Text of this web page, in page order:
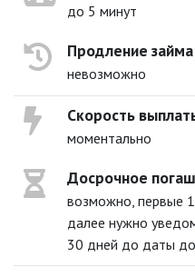
до 5 минут
Продление займа
невозможно
Скорость
моментально
Досрочное
возможно, первые
далее нужно
30 дней до даты